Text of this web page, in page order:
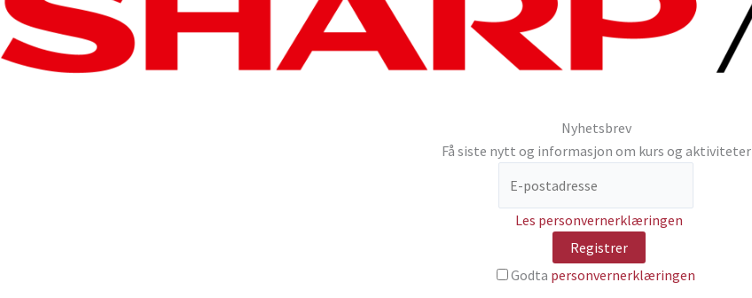
Nyhetsbrev
Få siste nytt og informasjon om kurs og aktiviteter
Les personvernerklæringen
Godta personvernerklæringen